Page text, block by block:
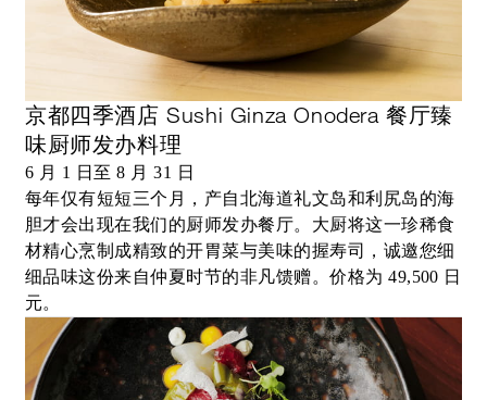
京都四季酒店 Sushi Ginza Onodera 餐厅臻
味厨师发办料理
6 月 1 日至 8 月 31 日
每年仅有短短三个月，产自北海道礼文岛和利尻岛的海
胆才会出现在我们的厨师发办餐厅。大厨将这一珍稀食
材精心烹制成精致的开胃菜与美味的握寿司，诚邀您细
细品味这份来自仲夏时节的非凡馈赠。价格为 49,500 日
元。